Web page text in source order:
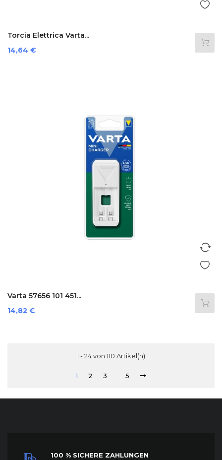
Torcia Elettrica Varta...
Preis
14,64 €
Varta 57656 101 451...
Preis
14,82 €
1 - 24 von 110 Artikel(n)
1 2 3 5
100 % SICHERE ZAHLUNGEN